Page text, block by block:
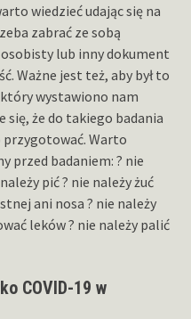
wiedzieć udając się na
zabrać ze sobą
lub inny dokument
Ważne jest też, aby był to
wystawiono nam
się, że do takiego badania
przygotować. Warto
przed badaniem: ? nie
pić ? nie należy żuć
ani nosa ? nie należy
leków ? nie należy palić
COVID-19 w